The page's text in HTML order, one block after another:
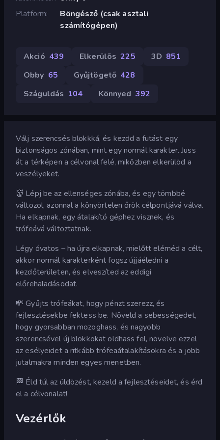
Platform
Böngésző (csak asztali
számítógépen)
Akció 439 Elkerülõs 225 3D 851
Obby 65 Gyűjtögető 428
Száguldás 104 Könnyed 392
Válj szerencsés blokkká, és kezdd a futást egy
biztonságos zónában, mint egy normál karakter. Juss
át a térképen a célvonal felé, miközben elkerülöd a
veszélyeket.
👹 Lépj be az ellenséges zónába, és egy tömbbé
változol, azonnal a könyörtelen őrök célpontjává válva.
Ha elkapnak, egy átalakító géphez visznek, és
trófeává változtatnak.
Légy óvatos – ha újra elkapnak, mielőtt elérnéd a célt,
akkor normál karakterként fogsz újjáéledni a
kezdőterületen, és elveszíted az eddigi
előrehaladásodat.
💸 Gyűjts trófeákat, hogy pénzt szerezz, és
fejlesztésekbe fektess be. Növeld a sebességedet,
hogy gyorsabban mozoghass, és nagyobb
szerencsével új blokkokat oldhass fel, növelve ezzel
az esélyeidet a ritkább trófeaátalakításokra és a jobb
jutalmakra minden egyes menetben.
🏁 Éld túl az üldözést, kezeld a fejlesztéseidet, és érd
el a célvonalat!
Vezérlők